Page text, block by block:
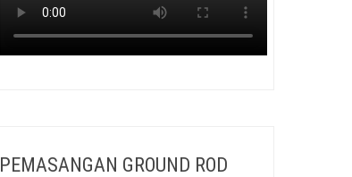
PEMASANGAN GROUND ROD